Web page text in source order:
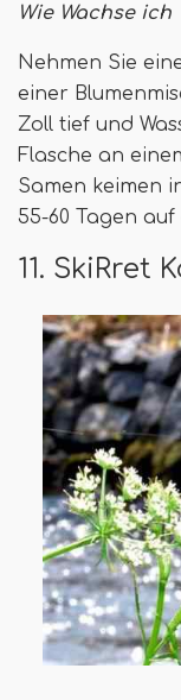
Wie Wachse ich
Nehmen Sie
einer
Zoll tief und
Flasche an
Samen keimen
55-60 Tagen
11. SkiRret